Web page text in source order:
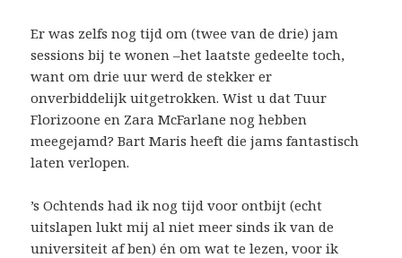
Er was zelfs nog tijd om (twee van de drie) jam
sessions bij te wonen –het laatste gedeelte toch,
want om drie uur werd de stekker er
onverbiddelijk uitgetrokken. Wist u dat Tuur
Florizoone en Zara McFarlane nog hebben
meegejamd? Bart Maris heeft die jams fantastisch
laten verlopen.
’s Ochtends had ik nog tijd voor ontbijt (echt
uitslapen lukt mij al niet meer sinds ik van de
universiteit af ben) én om wat te lezen, voor ik